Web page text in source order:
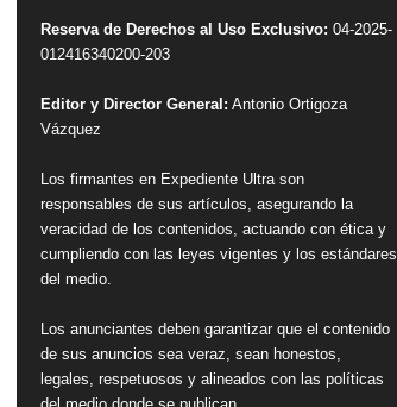
Reserva de Derechos al Uso Exclusivo: 04-2025-
012416340200-203
Editor y Director General: Antonio Ortigoza
Vázquez
Los firmantes en Expediente Ultra son
responsables de sus artículos, asegurando la
veracidad de los contenidos, actuando con ética y
cumpliendo con las leyes vigentes y los estándares
del medio.
Los anunciantes deben garantizar que el contenido
de sus anuncios sea veraz, sean honestos,
legales, respetuosos y alineados con las políticas